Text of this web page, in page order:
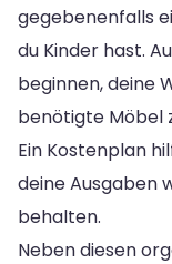
gegebenenfalls
du Kinder hast.
beginnen, deine
benötigte Möbel
Ein Kostenplan
deine Ausgaben
behalten.
Neben diesen